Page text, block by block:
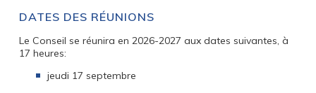
DATES DES RÉUNIONS
Le Conseil se réunira en 2026-2027 aux dates suivantes, à
17 heures:
jeudi 17 septembre